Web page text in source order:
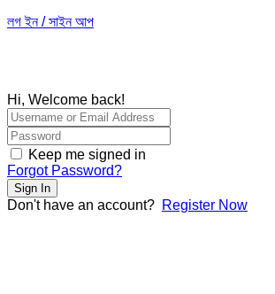
লগ ইন / সাইন আপ
Hi, Welcome back!
Keep me signed in
Forgot Password?
Sign In
Don't have an account? Register Now